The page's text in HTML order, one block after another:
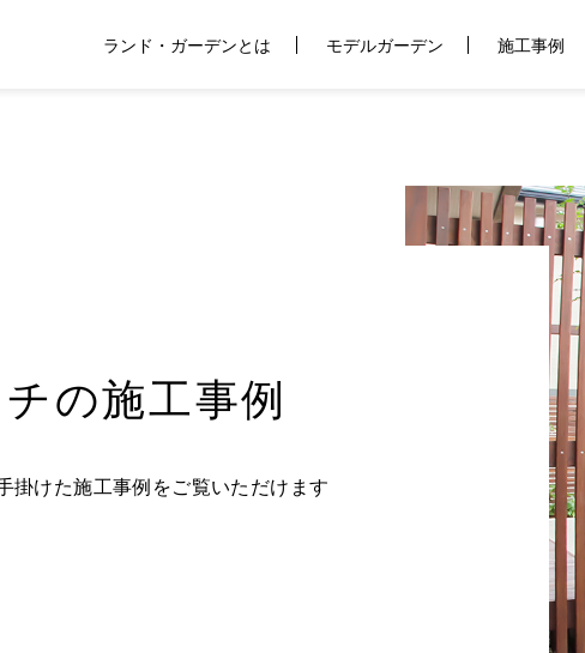
ランド・ガーデンとは モデルガーデン 施工事例
の施工事例
掛けた施工事例をご覧いただけます